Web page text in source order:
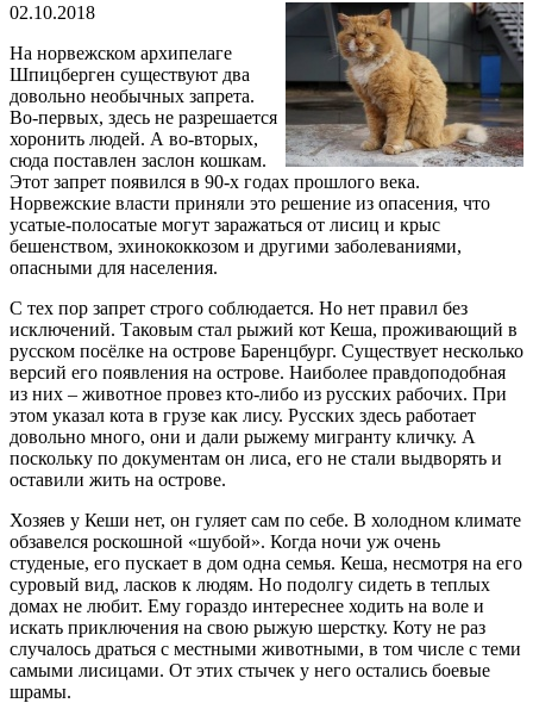
02.10.2018
На норвежском архипелаге
Шпицберген существуют два
довольно необычных запрета.
Во-первых, здесь не разрешается
хоронить людей. А во-вторых,
сюда поставлен заслон кошкам.
Этот запрет появился в 90-х годах прошлого века.
Норвежские власти приняли это решение из опасения, что
усатые-полосатые могут заражаться от лисиц и крыс
бешенством, эхинококкозом и другими заболеваниями,
опасными для населения.
С тех пор запрет строго соблюдается. Но нет правил без
исключений. Таковым стал рыжий кот Кеша, проживающий в
русском посёлке на острове Баренцбург. Существует несколько
версий его появления на острове. Наиболее правдоподобная
из них – животное провез кто-либо из русских рабочих. При
этом указал кота в грузе как лису. Русских здесь работает
довольно много, они и дали рыжему мигранту кличку. А
поскольку по документам он лиса, его не стали выдворять и
оставили жить на острове.
Хозяев у Кеши нет, он гуляет сам по себе. В холодном климате
обзавелся роскошной «шубой». Когда ночи уж очень
студеные, его пускает в дом одна семья. Кеша, несмотря на его
суровый вид, ласков к людям. Но подолгу сидеть в теплых
домах не любит. Ему гораздо интереснее ходить на воле и
искать приключения на свою рыжую шерстку. Коту не раз
случалось драться с местными животными, в том числе с теми
самыми лисицами. От этих стычек у него остались боевые
шрамы.